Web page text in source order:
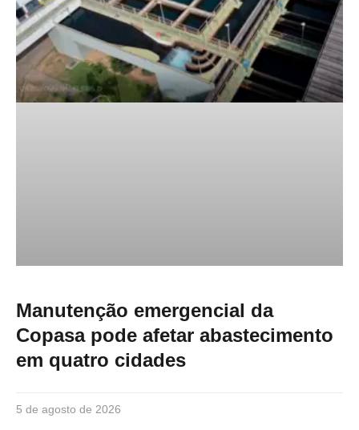
Manutenção emergencial da
Copasa pode afetar abastecimento
em quatro cidades
5 de agosto de 2026